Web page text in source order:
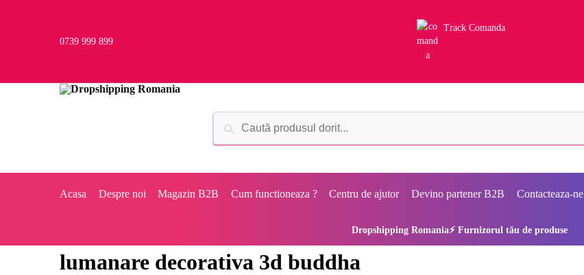
0739 999 899
Track Comanda
Acasa Despre noi Magazin B2B Cum functioneaza ? Centru de ajutor Devino partener B2B Contacteaza-ne
Dropshipping Romania⚡ Furnizorul tău de produse
lumanare decorativa 3d buddha